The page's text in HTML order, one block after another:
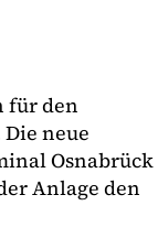
für den
neue
Osnabrück
Anlage den